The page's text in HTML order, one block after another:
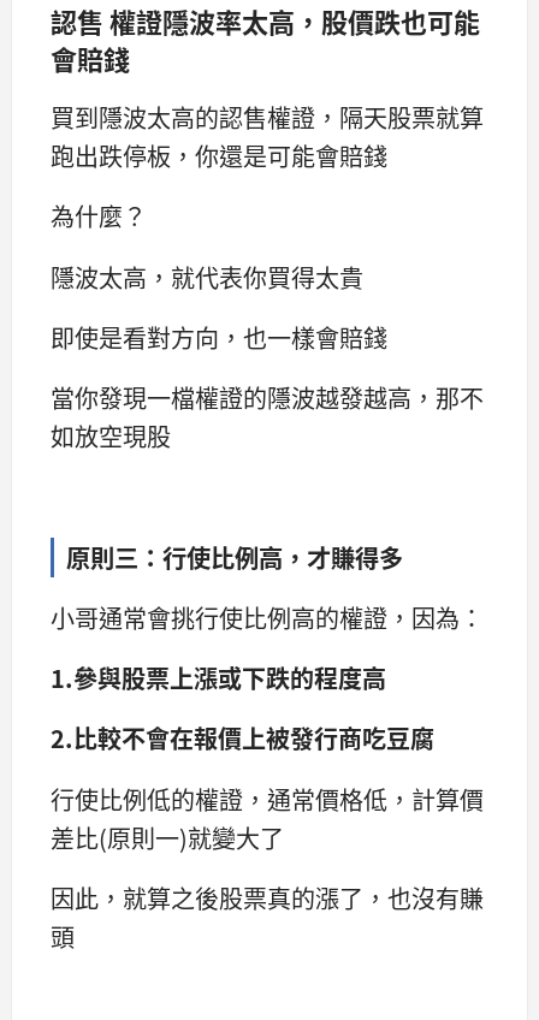
認售 權證隱波率太高，股價跌也可能
會賠錢
買到隱波太高的認售權證，隔天股票就算
跑出跌停板，你還是可能會賠錢
為什麼？
隱波太高，就代表你買得太貴
即使是看對方向，也一樣會賠錢
當你發現一檔權證的隱波越發越高，那不
如放空現股
原則三：行使比例高，才賺得多
小哥通常會挑行使比例高的權證，因為：
1.參與股票上漲或下跌的程度高
2.比較不會在報價上被發行商吃豆腐
行使比例低的權證，通常價格低，計算價
差比(原則一)就變大了
因此，就算之後股票真的漲了，也沒有賺
頭